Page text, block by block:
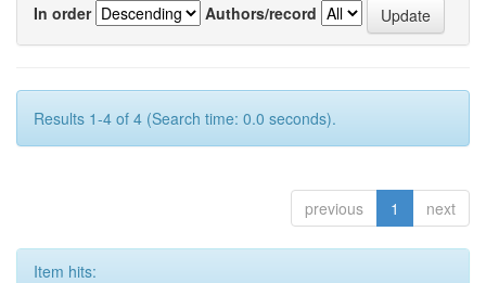
In order
Authors/record
Results 1-4 of 4 (Search time: 0.0 seconds).
previous 1 next
Item hits: